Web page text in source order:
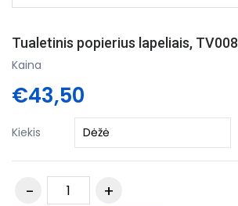
Tualetinis popierius lapeliais, TV008
Kaina
€43,50
Kiekis